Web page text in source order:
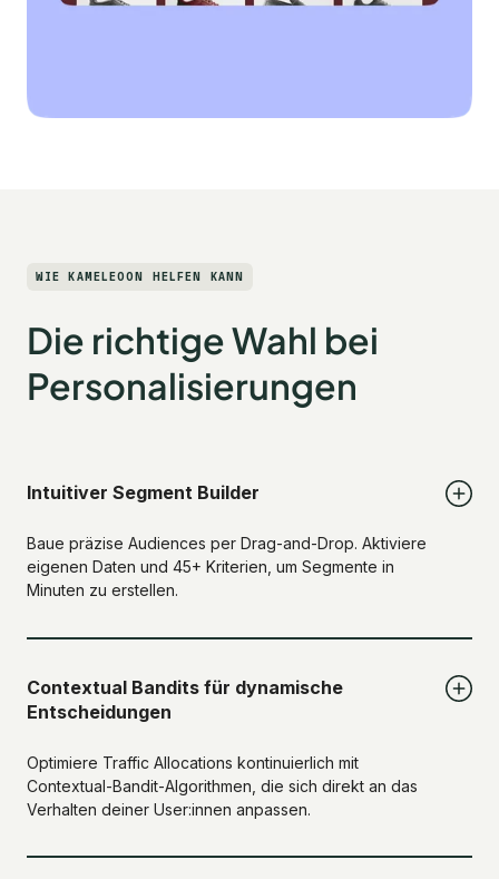
WIE KAMELEOON HELFEN KANN
Die richtige Wahl bei
Personalisierungen
Intuitiver Segment Builder
Baue präzise Audiences per Drag-and-Drop. Aktiviere
eigenen Daten und 45+ Kriterien, um Segmente in
Minuten zu erstellen.
Contextual Bandits für dynamische
Entscheidungen
Optimiere Traffic Allocations kontinuierlich mit
Contextual-Bandit-Algorithmen, die sich direkt an das
Verhalten deiner User:innen anpassen.